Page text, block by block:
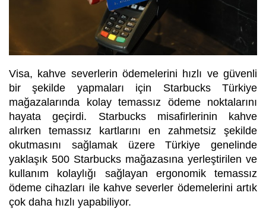
Visa, kahve severlerin ödemelerini hızlı ve güvenli
bir şekilde yapmaları için Starbucks Türkiye
mağazalarında kolay temassız ödeme noktalarını
hayata geçirdi. Starbucks misafirlerinin kahve
alırken temassız kartlarını en zahmetsiz şekilde
okutmasını sağlamak üzereTürkiye genelinde
yaklaşık 500 Starbucks mağazasına yerleştirilen ve
kullanım kolaylığı sağlayan ergonomik temassız
ödeme cihazları ile kahve severler ödemelerini artık
çok daha hızlı yapabiliyor.